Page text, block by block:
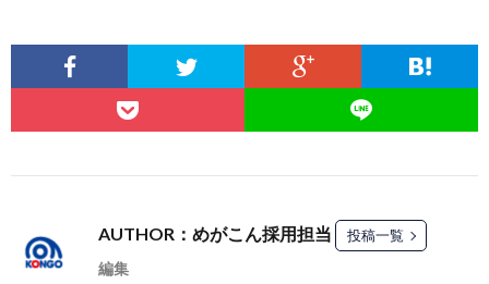
AUTHOR：めがこん採用担当 投稿一覧
編集